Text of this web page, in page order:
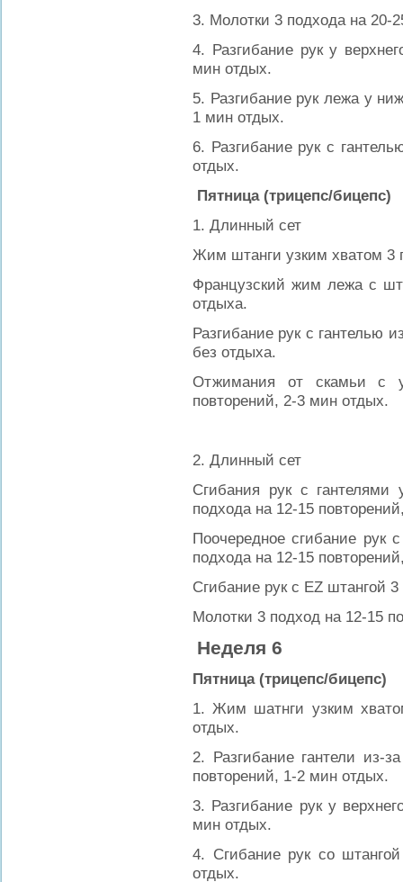
3. Молотки 3 подхода на 20-
4. Разгибание рук у
мин отдых.
5. Разгибание рук лежа у
1 мин отдых.
6. Разгибание рук с
отдых.
Пятница (трицепс/бицепс)
1. Длинный сет
Жим штанги узким хватом 3
Французский жим лежа с
отдыха.
Разгибание рук с гантелью
без отдыха.
Отжимания от скамьи с
повторений, 2-3 мин отдых.
2. Длинный сет
Сгибания рук с гантелями
подхода на 12-15
Поочередное сгибание рук
подхода на 12-15
Сгибание рук с EZ штангой
Молотки 3 подход на 12-15
Неделя 6
Пятница (трицепс/бицепс)
1. Жим шатнги узким
отдых.
2. Разгибание гантели из-
повторений, 1-2 мин отдых.
3. Разгибание рук у
мин отдых.
4. Сгибание рук со
отдых.